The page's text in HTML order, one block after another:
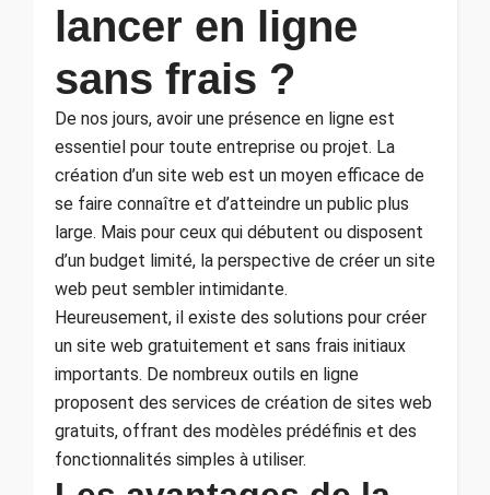
lancer en ligne
sans frais ?
De nos jours, avoir une présence en ligne est
essentiel pour toute entreprise ou projet. La
création d’un site web est un moyen efficace de
se faire connaître et d’atteindre un public plus
large. Mais pour ceux qui débutent ou disposent
d’un budget limité, la perspective de créer un site
web peut sembler intimidante.
Heureusement, il existe des solutions pour créer
un site web gratuitement et sans frais initiaux
importants. De nombreux outils en ligne
proposent des services de création de sites web
gratuits, offrant des modèles prédéfinis et des
fonctionnalités simples à utiliser.